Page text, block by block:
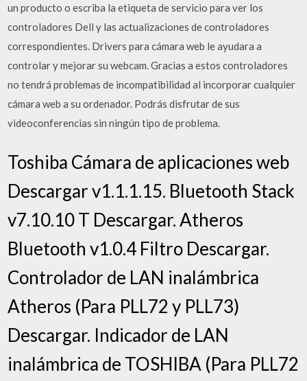
un producto o escriba la etiqueta de servicio para ver los
controladores Dell y las actualizaciones de controladores
correspondientes. Drivers para cámara web le ayudara a
controlar y mejorar su webcam. Gracias a estos controladores
no tendrá problemas de incompatibilidad al incorporar cualquier
cámara web a su ordenador. Podrás disfrutar de sus
videoconferencias sin ningún tipo de problema.
Toshiba Cámara de aplicaciones web
Descargar v1.1.1.15. Bluetooth Stack
v7.10.10 T Descargar. Atheros
Bluetooth v1.0.4 Filtro Descargar.
Controlador de LAN inalámbrica
Atheros (Para PLL72 y PLL73)
Descargar. Indicador de LAN
inalámbrica de TOSHIBA (Para PLL72